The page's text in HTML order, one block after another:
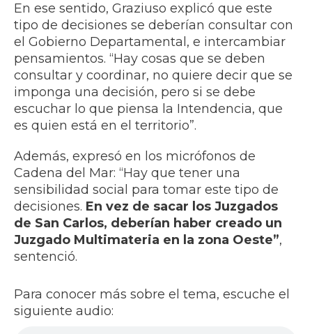
En ese sentido, Graziuso explicó que este
tipo de decisiones se deberían consultar con
el Gobierno Departamental, e intercambiar
pensamientos. “Hay cosas que se deben
consultar y coordinar, no quiere decir que se
imponga una decisión, pero si se debe
escuchar lo que piensa la Intendencia, que
es quien está en el territorio”.
Además, expresó en los micrófonos de
Cadena del Mar: “Hay que tener una
sensibilidad social para tomar este tipo de
decisiones. En vez de sacar los Juzgados
de San Carlos, deberían haber creado un
Juzgado Multimateria en la zona Oeste”,
sentenció.
Para conocer más sobre el tema, escuche el
siguiente audio: